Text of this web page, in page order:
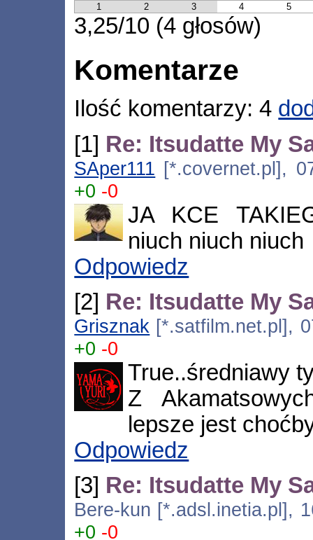
1 2 3 4 5
3,25/10 (4 głosów)
Komentarze
Ilość komentarzy: 4
[1] Re: Itsudatte My
SAper111 [*.covernet.pl],
+0 -0
JA KCE
niuch niuch niuch
Odpowiedz
[2] Re: Itsudatte My
Grisznak [*.satfilm.net.pl],
+0 -0
True..średniawy
Z
lepsze jest
Odpowiedz
[3] Re: Itsudatte My
Bere-kun [*.adsl.inetia.pl],
+0 -0